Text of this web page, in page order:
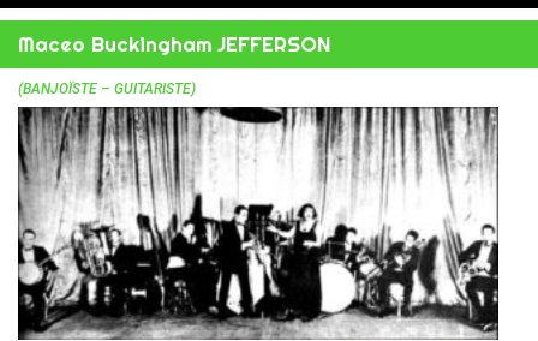
Maceo Buckingham JEFFERSON
(BANJOÏSTE – GUITARISTE)